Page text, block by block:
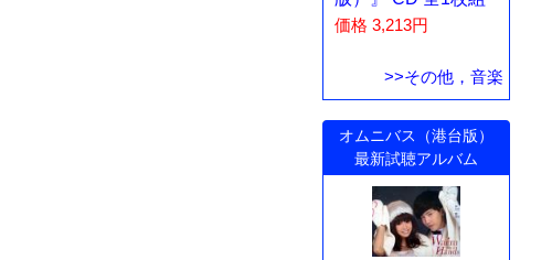
価格 3,213円
>>その他，音楽
オムニバス（港台版）
最新試聴アルバム